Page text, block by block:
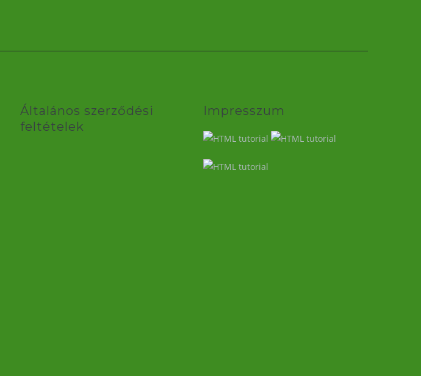
Általános szerződési
feltételek
Impresszum